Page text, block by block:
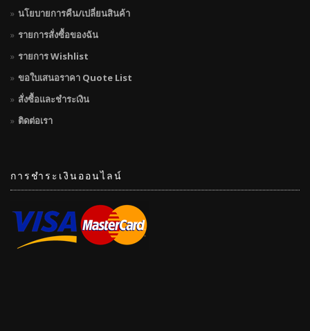
นโยบายการคืน/เปลี่ยนสินค้า
รายการสั่งซื้อของฉัน
รายการ Wishlist
ขอใบเสนอราคา Quote List
สั่งซื้อและชำระเงิน
ติดต่อเรา
การชำระเงินออนไลน์